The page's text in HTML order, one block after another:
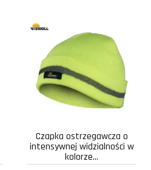
Czapka ostrzegawcza o
intensywnej widzialności w
kolorze...